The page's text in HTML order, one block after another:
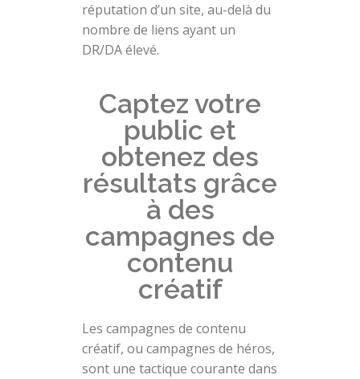
réputation d’un site, au-delà du
nombre de liens ayant un
DR/DA élevé.
Captez votre
public et
obtenez des
résultats grâce
à des
campagnes de
contenu
créatif
Les campagnes de contenu
créatif, ou campagnes de héros,
sont une tactique courante dans